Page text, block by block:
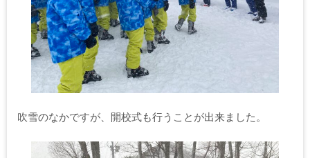
吹雪のなかですが、開校式も行うことが出来ました。